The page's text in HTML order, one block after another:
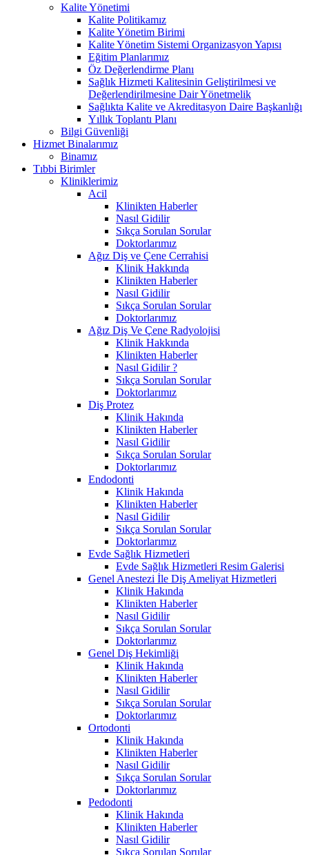
Kalite Yönetimi
Kalite Politikamız
Kalite Yönetim Birimi
Kalite Yönetim Sistemi Organizasyon Yapısı
Eğitim Planlarımız
Öz Değerlendirme Planı
Sağlık Hizmeti Kalitesinin Geliştirilmesi ve
Değerlendirilmesine Dair Yönetmelik
Sağlıkta Kalite ve Akreditasyon Daire Başkanlığı
Yıllık Toplantı Planı
Bilgi Güvenliği
Hizmet Binalarımız
Binamız
Tıbbi Birimler
Kliniklerimiz
Acil
Klinikten Haberler
Nasıl Gidilir
Sıkça Sorulan Sorular
Doktorlarımız
Ağız Diş ve Çene Cerrahisi
Klinik Hakkında
Klinikten Haberler
Nasıl Gidilir
Sıkça Sorulan Sorular
Doktorlarımız
Ağız Diş Ve Çene Radyolojisi
Klinik Hakkında
Klinikten Haberler
Nasıl Gidilir ?
Sıkça Sorulan Sorular
Doktorlarımız
Diş Protez
Klinik Hakında
Klinikten Haberler
Nasıl Gidilir
Sıkça Sorulan Sorular
Doktorlarımız
Endodonti
Klinik Hakında
Klinikten Haberler
Nasıl Gidilir
Sıkça Sorulan Sorular
Doktorlarımız
Evde Sağlık Hizmetleri
Evde Sağlık Hizmetleri Resim Galerisi
Genel Anestezi İle Diş Ameliyat Hizmetleri
Klinik Hakında
Klinikten Haberler
Nasıl Gidilir
Sıkça Sorulan Sorular
Doktorlarımız
Genel Diş Hekimliği
Klinik Hakında
Klinikten Haberler
Nasıl Gidilir
Sıkça Sorulan Sorular
Doktorlarımız
Ortodonti
Klinik Hakında
Klinikten Haberler
Nasıl Gidilir
Sıkça Sorulan Sorular
Doktorlarımız
Pedodonti
Klinik Hakında
Klinikten Haberler
Nasıl Gidilir
Sıkça Sorulan Sorular